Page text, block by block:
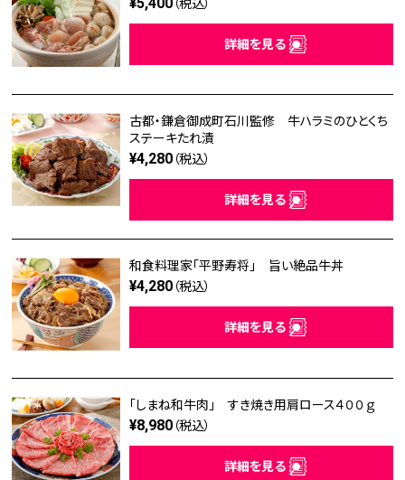
（税込）
詳細を見る
古都・鎌倉御成町石川監修 牛ハラミのひとくち
ステーキたれ漬
¥4,280 （税込）
詳細を見る
和食料理家「平野寿将」 旨い絶品牛丼
¥4,280 （税込）
詳細を見る
「しまね和牛肉」 すき焼き用肩ロース４００ｇ
¥8,980 （税込）
詳細を見る